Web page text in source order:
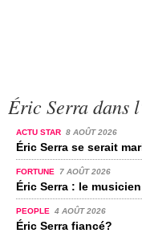
Éric Serra dans
ACTU STAR 8 AOÛT 2026
Éric Serra se serait
FORTUNE 7 AOÛT 2026
Éric Serra : le
PEOPLE 4 AOÛT 2026
Éric Serra fiancé?